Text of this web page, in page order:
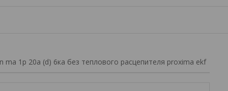
1p 20а (d) 6ка без теплового расцепителя proxima ekf